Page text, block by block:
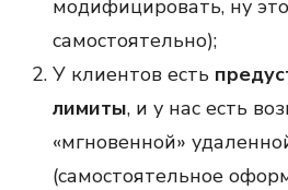
модифицировать, ну
самостоятельно);
У клиентов есть
лимиты, и у нас есть
«мгновенной»
(самостоятельное